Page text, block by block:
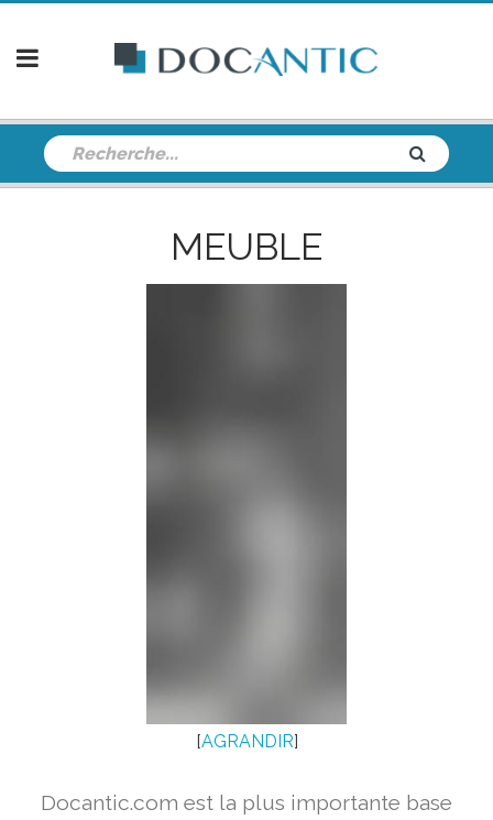
MEUBLE
[AGRANDIR]
Docantic.com est la plus importante base